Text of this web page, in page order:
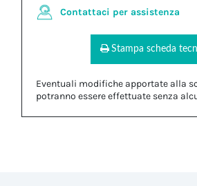
Contattaci per assistenza
Stampa scheda
Eventuali modifiche apportate alla
potranno essere effettuate senza